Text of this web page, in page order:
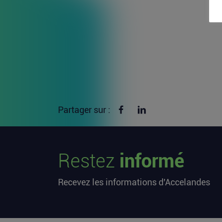
Partager sur : Partager sur Facebook
Restez informé
Recevez les informations d'Accelandes